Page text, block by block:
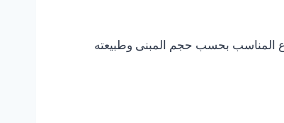
المناسب بحسب حجم المبنى وطبيعته